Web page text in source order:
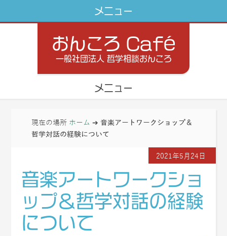
おんころ Café
一般社団法人 哲学相談おんころ
現在の場所 ホーム ➔音楽アートワークショップ＆
哲学対話の経験について
2021年5月24日
音楽アートワークショ
ップ＆哲学対話の経験
について